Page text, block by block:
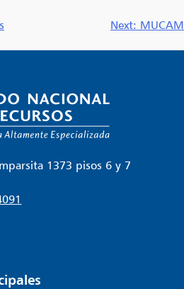
Next: MUCAM
1373 pisos 6 y 7